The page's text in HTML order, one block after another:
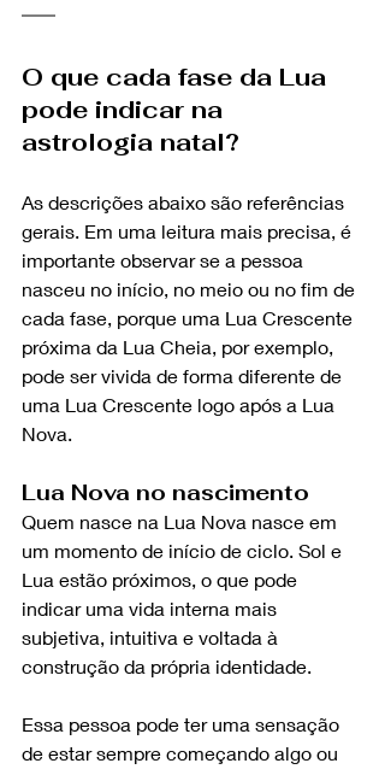
O que cada fase da Lua
pode indicar na
astrologia natal?
As descrições abaixo são referências
gerais. Em uma leitura mais precisa, é
importante observar se a pessoa
nasceu no início, no meio ou no fim de
cada fase, porque uma Lua Crescente
próxima da Lua Cheia, por exemplo,
pode ser vivida de forma diferente de
uma Lua Crescente logo após a Lua
Nova.
Lua Nova no nascimento
Quem nasce na Lua Nova nasce em
um momento de início de ciclo. Sol e
Lua estão próximos, o que pode
indicar uma vida interna mais
subjetiva, intuitiva e voltada à
construção da própria identidade.
Essa pessoa pode ter uma sensação
de estar sempre começando algo ou